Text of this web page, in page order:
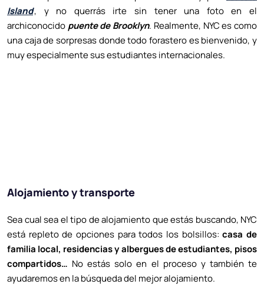
Island, y no querrás irte sin tener una foto en el
archiconocido puente de Brooklyn. Realmente, NYC es como
una caja de sorpresas donde todo forastero es bienvenido, y
muy especialmente sus estudiantes internacionales.
Alojamiento y transporte
Sea cual sea el tipo de alojamiento que estás buscando, NYC
está repleto de opciones para todos los bolsillos:casa de
familia local, residencias y albergues de estudiantes, pisos
compartidos… No estás solo en el proceso y también te
ayudaremos en la búsqueda del mejor alojamiento.